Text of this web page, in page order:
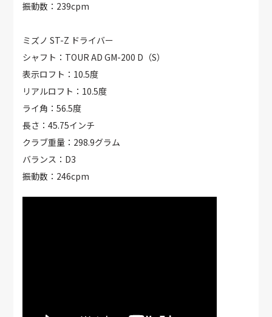
振動数：239cpm
ミズノ ST-Z ドライバー
シャフト：TOUR AD GM-200 D（S）
表示ロフト：10.5度
リアルロフト：10.5度
ライ角：56.5度
長さ：45.75インチ
クラブ重量：298.9グラム
バランス：D3
振動数：246cpm